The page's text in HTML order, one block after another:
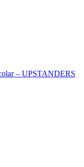
– UPSTANDERS